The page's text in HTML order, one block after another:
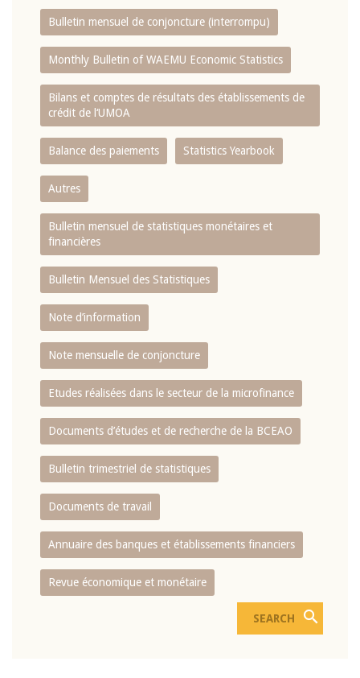
Bulletin mensuel de conjoncture (interrompu)
Monthly Bulletin of WAEMU Economic Statistics
Bilans et comptes de résultats des établissements de
crédit de l‘UMOA
Balance des paiements Statistics Yearbook
Autres
Bulletin mensuel de statistiques monétaires et
financières
Bulletin Mensuel des Statistiques
Note d’information
Note mensuelle de conjoncture
Etudes réalisées dans le secteur de la microfinance
Documents d’études et de recherche de la BCEAO
Bulletin trimestriel de statistiques
Documents de travail
Annuaire des banques et établissements financiers
Revue économique et monétaire